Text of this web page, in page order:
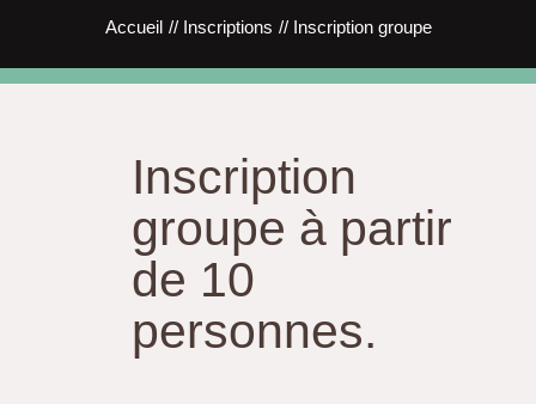
Accueil // Inscriptions // Inscription groupe
Inscription
groupe à partir
de 10
personnes.